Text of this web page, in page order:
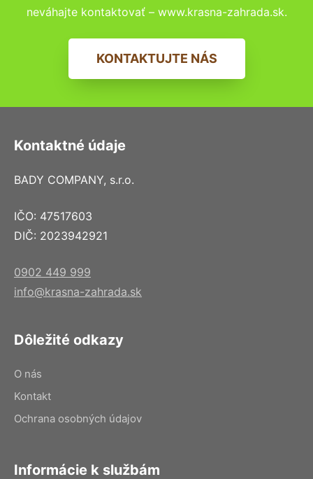
neváhajte kontaktovať – www.krasna-zahrada.sk.
KONTAKTUJTE NÁS
Kontaktné údaje
BADY COMPANY, s.r.o.
IČO: 47517603
DIČ: 2023942921
0902 449 999
info@krasna-zahrada.sk
Dôležité odkazy
O nás
Kontakt
Ochrana osobných údajov
Informácie k službám